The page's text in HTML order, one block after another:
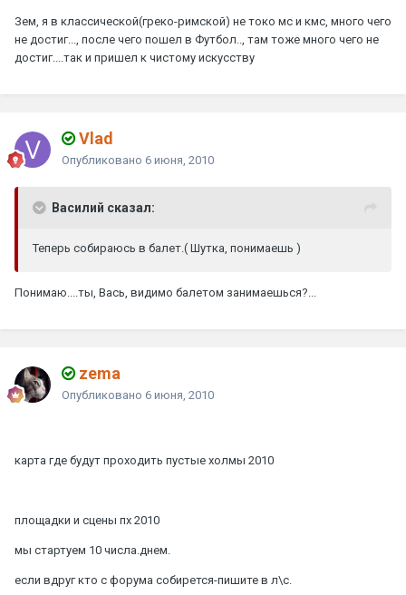
Зем, я в классической(греко-римской) не токо мс и кмс, много чего
не достиг..., после чего пошел в Футбол.., там тоже много чего не
достиг....так и пришел к чистому искусству
Vlad
Опубликовано 6 июня, 2010
Василий сказал:
Теперь собираюсь в балет.( Шутка, понимаешь )
Понимаю....ты, Вась, видимо балетом занимаешься?...
zema
Опубликовано 6 июня, 2010
карта где будут проходить пустые холмы 2010
площадки и сцены пх 2010
мы стартуем 10 числа.днем.
если вдруг кто с форума собирется-пишите в л\с.